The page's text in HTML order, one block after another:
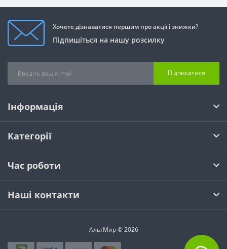
Хочете дізнаватися першим про акції і знижки?
Підпишіться на нашу розсилку
Підписатися
Інформація
Категорії
Час роботи
Наші контакти
АльтМир © 2026